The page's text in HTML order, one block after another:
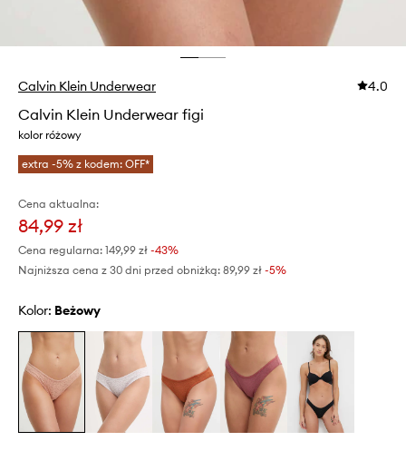
Calvin Klein Underwear 4.0
Calvin Klein Underwear figi
kolor różowy
extra -5% z kodem: OFF*
Cena aktualna:
84,99 zł
Cena regularna: 149,99 zł -43%
Najniższa cena z 30 dni przed obniżką: 89,99 zł -5%
Kolor: beżowy